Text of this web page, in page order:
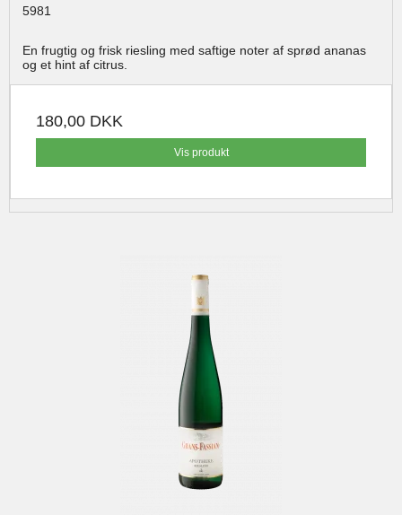
5981
En frugtig og frisk riesling med saftige noter af sprød ananas
og et hint af citrus.
180,00 DKK
Vis produkt